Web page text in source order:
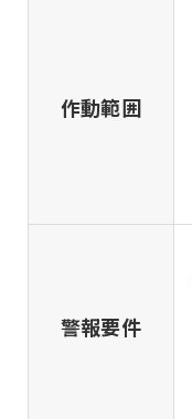
作動範囲
警報要件